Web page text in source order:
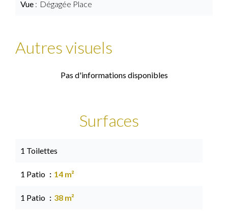
Vue Dégagée Place
Autres visuels
Pas d'informations disponibles
Surfaces
1 Toilettes
1 Patio 14 m²
1 Patio 38 m²